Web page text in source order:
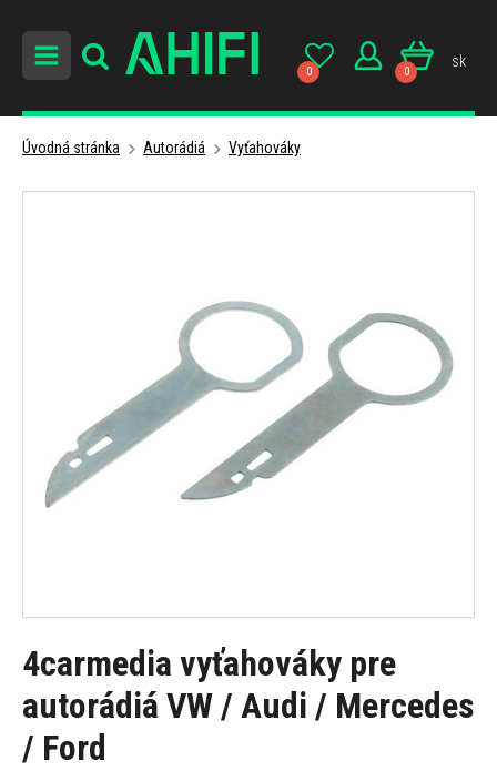
0 0
sk
Úvodná stránka Autorádiá Vyťahováky
4carmedia vyťahováky pre
autorádiá VW / Audi / Mercedes
/ Ford